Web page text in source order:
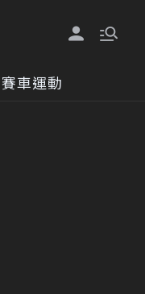
賽車運動